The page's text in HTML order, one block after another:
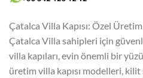
Çatalca Villa Kapısı: Özel
Çatalca Villa sahipleri için
villa kapıları, evin önemli bir
üretim villa kapısı modelleri,